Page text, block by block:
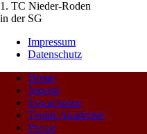
1. TC Nieder-Roden
in der SG
Impressum
Datenschutz
Home
Jugend
Erwachsene
Tennis Akademie
Presse